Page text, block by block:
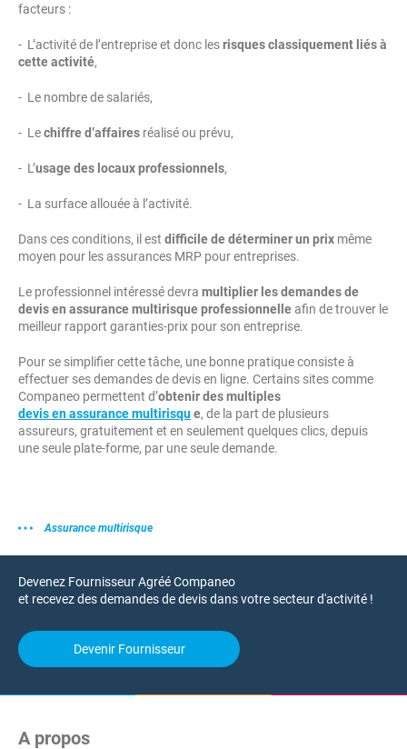
facteurs :
- L’activité de l’entreprise et donc lesrisques classiquement liés à
cette activité,
- Le nombre de salariés,
- Lechiffre d’affaires réalisé ou prévu,
- L’usage des locaux professionnels,
- La surface allouée à l’activité.
Dans ces conditions, il est difficile de déterminer un prix même
moyen pour les assurances MRP pour entreprises.
Le professionnel intéressé devra multiplier les demandes de
devis en assurance multirisque professionnelleafin de trouver le
meilleur rapport garanties-prix pour son entreprise.
Pour se simplifier cette tâche, une bonne pratique consiste à
effectuer ses demandes de devis en ligne. Certains sites comme
Companeo permettent d’obtenir des multiples
devis en assurance multirisque, de la part de plusieurs
assureurs, gratuitement et en seulement quelques clics, depuis
une seule plate-forme, par une seule demande.
Assurance multirisque
Devenez Fournisseur Agréé Companeo
et recevez des demandes de devis dans votre secteur d'activité !
Devenir Fournisseur
A propos